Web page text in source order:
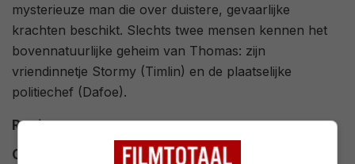
mysterieuze man die over duistere, gevaarlijke
krachten beschikt. Slechts twee mensen kennen het
bovennatuurlijke geheim van Thomas: zijn
vriendinnetje Stormy (Timlin) en de plaatselijke
politiechef (Dafoe).
Regie Stephen Sommers.
Cast
Willem Dafoe,Leonor Varela